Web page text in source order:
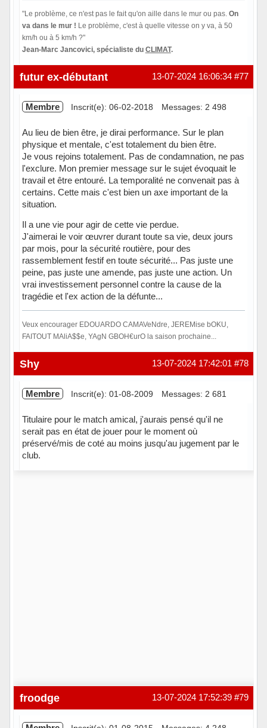
"Le problème, ce n'est pas le fait qu'on aille dans le mur ou pas. On
va dans le mur ! Le problème, c'est à quelle vitesse on y va, à 50
km/h ou à 5 km/h ?"
Jean-Marc Jancovici, spécialiste du CLIMAT.
Hors ligne #77
13-07-2024 16:06:34
futur ex-débutant
Membre Inscrit(e): 06-02-2018 Messages: 2 498
Au lieu de bien être, je dirai performance. Sur le plan
physique et mentale, c'est totalement du bien être.
Je vous rejoins totalement. Pas de condamnation, ne pas
l'exclure. Mon premier message sur le sujet évoquait le
travail et être entouré. La temporalité ne convenait pas à
certains. Cette mais c'est bien un axe important de la
situation.
Il a une vie pour agir de cette vie perdue.
J'aimerai le voir œuvrer durant toute sa vie, deux jours
par mois, pour la sécurité routière, pour des
rassemblement festif en toute sécurité... Pas juste une
peine, pas juste une amende, pas juste une action. Un
vrai investissement personnel contre la cause de la
tragédie et l'ex action de la défunte...
Veux encourager EDOUARDO CAMAVeNdre, JEREMise bOKU,
FAITOUT MAliA$$e, YAgN GBOH€urO la saison prochaine...
Hors ligne #78
13-07-2024 17:42:01
Shy
Membre Inscrit(e): 01-08-2009 Messages: 2 681
Titulaire pour le match amical, j'aurais pensé qu'il ne
serait pas en état de jouer pour le moment où
préservé/mis de coté au moins jusqu'au jugement par le
club.
#79
13-07-2024 17:52:39
froodge